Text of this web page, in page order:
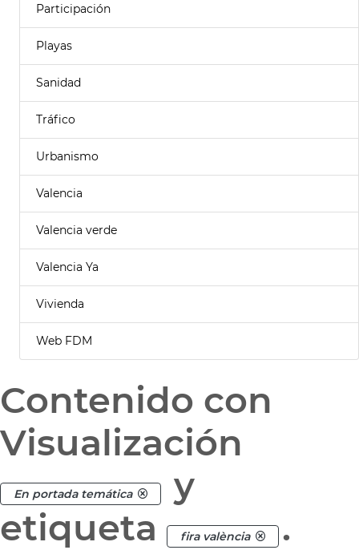
Participación
Playas
Sanidad
Tráfico
Urbanismo
Valencia
Valencia verde
Valencia Ya
Vivienda
Web FDM
Contenido con
Visualización
En portada temática
y
etiqueta
fira valència .